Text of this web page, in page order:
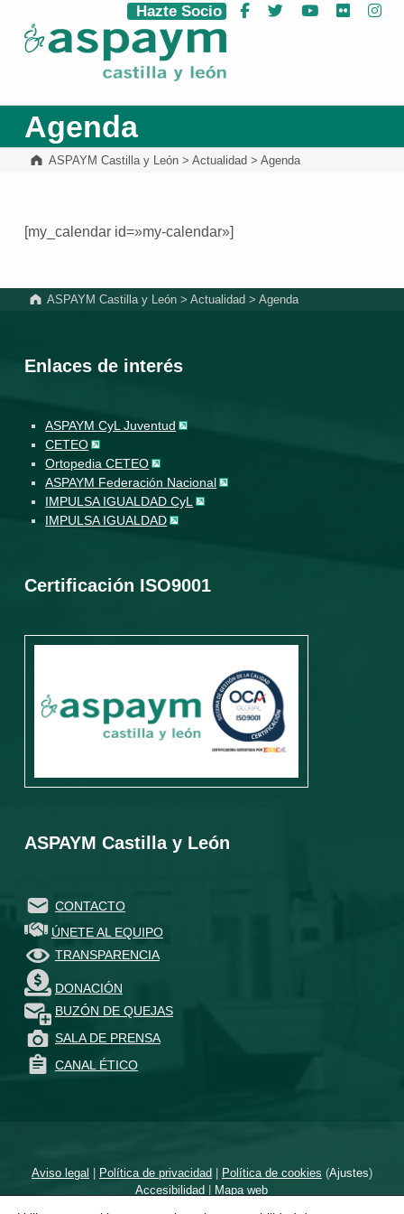
ASPAYM Castilla y León
Hazte Socio Facebook
Twitter YouTube
Flickr
Agenda
ASPAYM Castilla y León> Actualidad > Agenda
[my_calendar id=»my-calendar»]
ASPAYM Castilla y León >Actualidad >Agenda
Enlaces de interés
ASPAYM CyL Juventud
CETEO
Ortopedia CETEO
ASPAYM Federación Nacional
IMPULSA IGUALDAD CyL
IMPULSA IGUALDAD
Certificación ISO9001
ASPAYM Castilla y León
CONTACTO
ÚNETE AL EQUIPO
TRANSPARENCIA
DONACIÓN
BUZÓN DE QUEJAS
SALA DE PRENSA
CANAL ÉTICO
Aviso legal | Política de privacidad| Política de cookies (Ajustes)
Accesibilidad | Mapa web